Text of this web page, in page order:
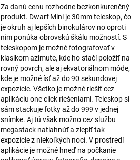
Za danú cenu rozhodne bezkonkurenčný
produkt. Dwarf Mini je 30mm teleskop, čo
je okruh aj lepších binokulárov no oproti
nim ponúka obrovskú škálu možností. S
teleskopom je možné fotografovať v
klasikom azimute, kde ho stačí položiť na
rovný povrch, ale aj ekvatoriálnom móde,
kde je možné ísť až do 90 sekundovej
expozície. Všetko je možné riešiť cez
aplikáciu one click riešeniami. Teleskop si
sám stackuje fotky až do 999 v jednej
snímke. Aj tú však možno cez službu
megastack natiahnúť a zlepiť tak
expozície z niekoľkých nocí. V prostredí
aplikácie je možné hneď na počkanie